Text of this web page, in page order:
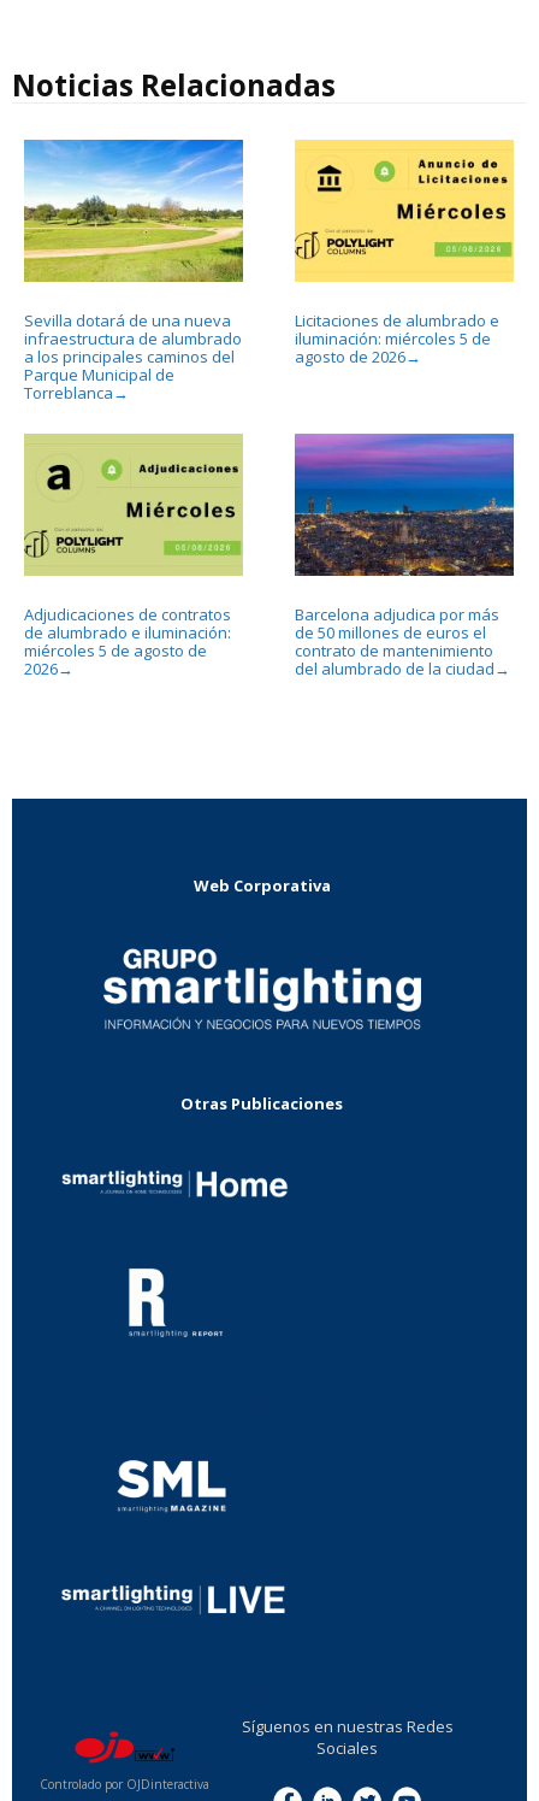
Noticias Relacionadas
Sevilla dotará de una nueva
infraestructura de alumbrado
a los principales caminos del
Parque Municipal de
Torreblanca →
Licitaciones de alumbrado e
iluminación: miércoles 5 de
agosto de 2026→
Adjudicaciones de contratos
de alumbrado e iluminación:
miércoles 5 de agosto de
2026→
Barcelona adjudica por más
de 50 millones de euros el
contrato de mantenimiento
del alumbrado de la ciudad →
Web Corporativa
Otras Publicaciones
Controlado por OJDinteractiva
Síguenos en nuestras Redes
Sociales